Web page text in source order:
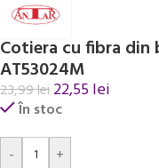
Cotiera cu fibra din
AT53024M
23,99lei22,55lei
În stoc
-
+
Alternative: